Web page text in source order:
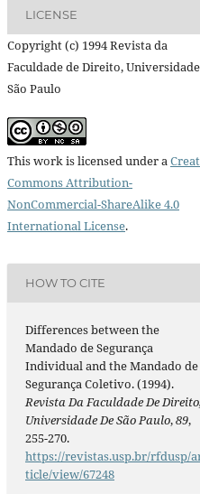
LICENSE
Copyright (c) 1994 Revista da
Faculdade de Direito,
São Paulo
This work is licensed under a
Commons Attribution-
NonCommercial-ShareAlike 4.0
International License.
HOW TO CITE
Differences between the
Mandado de Segurança
Individual and the Mandado de
Segurança Coletivo. (1994).
Revista Da Faculdade De Direito,
Universidade De São Paulo,89,
255-270.
https://revistas.usp.br/rfdusp/
ticle/view/67248